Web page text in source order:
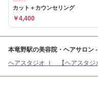
カット＋カウンセリング
￥4,400
本竜野駅の美容院・ヘアサロン
ヘアスタジオ Ｉ 【ヘアスタジ